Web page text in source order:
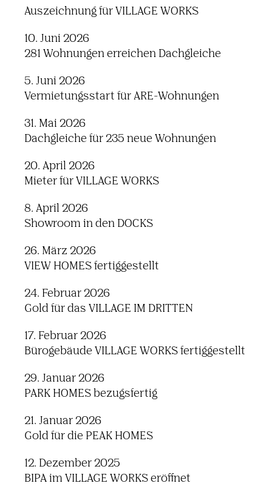
Auszeichnung für VILLAGE WORKS
10. Juni 2026
281 Wohnungen erreichen Dachgleiche
5. Juni 2026
Vermietungsstart für ARE-Wohnungen
31. Mai 2026
Dachgleiche für 235 neue Wohnungen
20. April 2026
Mieter für VILLAGE WORKS
8. April 2026
Showroom in den DOCKS
26. März 2026
VIEW HOMES fertiggestellt
24. Februar 2026
Gold für das VILLAGE IM DRITTEN
17. Februar 2026
Bürogebäude VILLAGE WORKS fertiggestellt
29. Januar 2026
PARK HOMES bezugsfertig
21. Januar 2026
Gold für die PEAK HOMES
12. Dezember 2025
BIPA im VILLAGE WORKS eröffnet